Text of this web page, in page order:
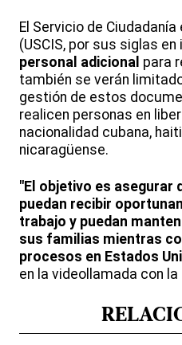
El Servicio de Ciudadanía
(USCIS, por sus siglas en
personal adicional para
también se verán
gestión de estos
realicen personas en
nacionalidad cubana,
nicaragüense.
"El objetivo es asegurar
puedan recibir
trabajo y puedan
sus familias mientras
procesos en Estados
en la videollamada con la